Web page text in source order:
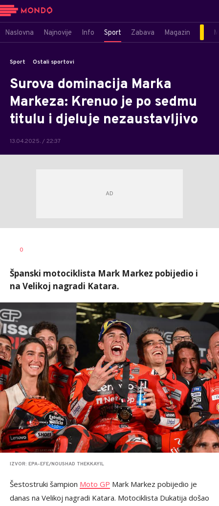
Naslovna Najnovije Info Sport Zabava Magazin
Sport Ostali sportovi
Surova dominacija Marka
Markeza: Krenuo je po sedmu
titulu i djeluje nezaustavljivo
13.04.2025. / 22:37
0
Španski motociklista Mark Markez pobijedio i
na Velikoj nagradi Katara.
IZVOR: EPA-EFE/NOUSHAD THEKKAYIL
Šestostruki šampion Moto GP Mark Markez pobijedio je
danas na Velikoj nagradi Katara. Motociklista Dukatija došao